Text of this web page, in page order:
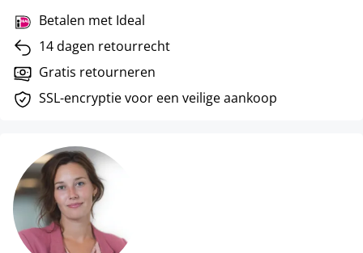
Betalen met Ideal
14 dagen retourrecht
Gratis retourneren
SSL-encryptie voor een veilige aankoop